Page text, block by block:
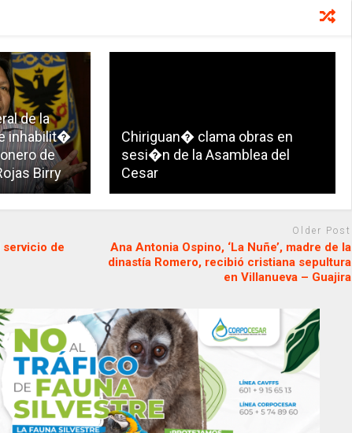
de la
inhabilit�
de
Birry
Chiriguan� clama obras en
sesi�n de la Asamblea del
Cesar
de
Older Post
Ana Antonia Ospino, ‘La Nuñe’, madre de la
dinastía Romero, recibió cristiana sepultura
en Villanueva – Guajira